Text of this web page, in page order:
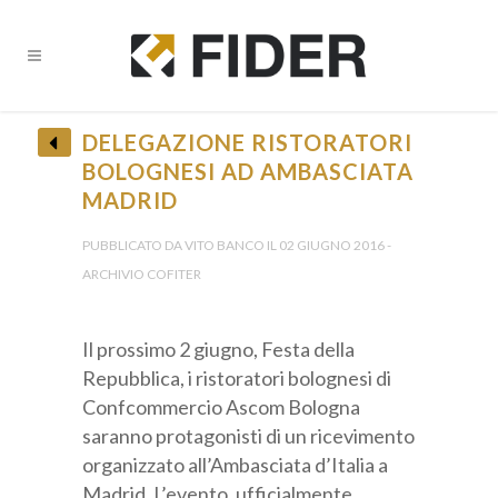
DELEGAZIONE RISTORATORI
BOLOGNESI AD AMBASCIATA
MADRID
PUBBLICATO DA VITO BANCO IL 02 GIUGNO 2016 -
ARCHIVIO COFITER
Il prossimo 2 giugno, Festa della
Repubblica, i ristoratori bolognesi di
Confcommercio Ascom Bologna
saranno protagonisti di un ricevimento
organizzato all’Ambasciata d’Italia a
• Ricevi tutti gli Aggiornamenti •
Provincia *